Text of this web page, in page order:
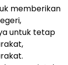
memberikan
untuk tetap